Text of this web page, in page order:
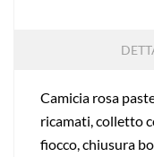
Camicia rosa
ricamati, colletto
fiocco, chiusura